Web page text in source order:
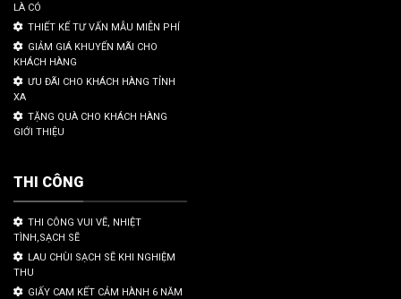
LÀ CÓ
THIẾT KẾ TƯ VẤN MẪU MIỄN PHÍ
GIẢM GIÁ KHUYẾN MÃI CHO
KHÁCH HÀNG
ƯU ĐÃI CHO KHÁCH HÀNG TỈNH
XA
TẶNG QUÀ CHO KHÁCH HÀNG
GIỚI THIỆU
THI CÔNG
THI CÔNG VUI VẼ, NHIỆT
TÌNH,SẠCH SẼ
LAU CHÙI SẠCH SẼ KHI NGHIỆM
THU
GIẤY CAM KẾT CẢM HÀNH 6 NĂM